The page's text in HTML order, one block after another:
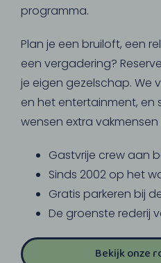
programma.
Plan je een bruiloft, een
een vergadering?
je eigen gezelschap. We
en het entertainment, en
wensen extra vakmensen
Gastvrije crew aan
Sinds 2002 op het
Gratis parkeren bij
De groenste rederij
Bekijk onze